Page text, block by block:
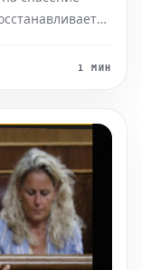
бывший1 МИН